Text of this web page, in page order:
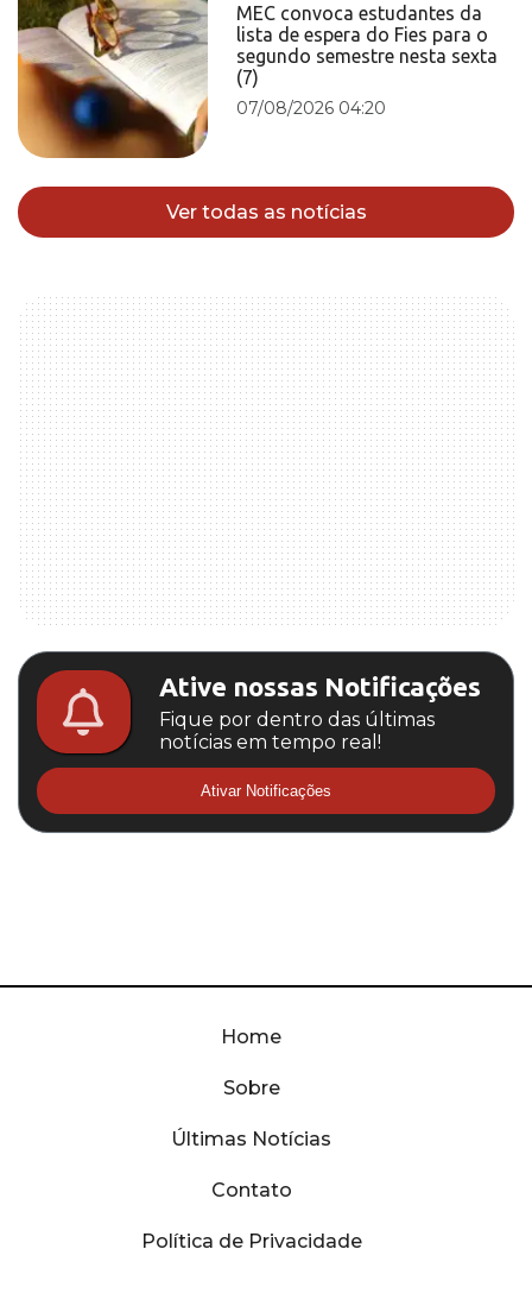
MEC convoca estudantes da
lista de espera do Fies para o
segundo semestre nesta sexta
(7)
07/08/2026 04:20
Ver todas as notícias
Ative nossas Notificações
Fique por dentro das últimas
notícias em tempo real!
Ativar Notificações
Home
Sobre
Últimas Notícias
Contato
Política de Privacidade